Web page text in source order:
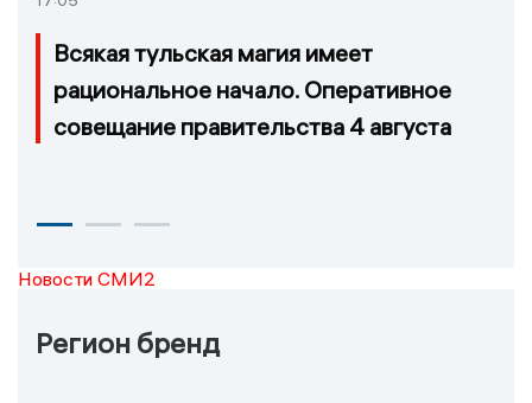
Всякая тульская магия имеет
рациональное начало. Оперативное
совещание правительства 4 августа
Новости СМИ2
Регион бренд